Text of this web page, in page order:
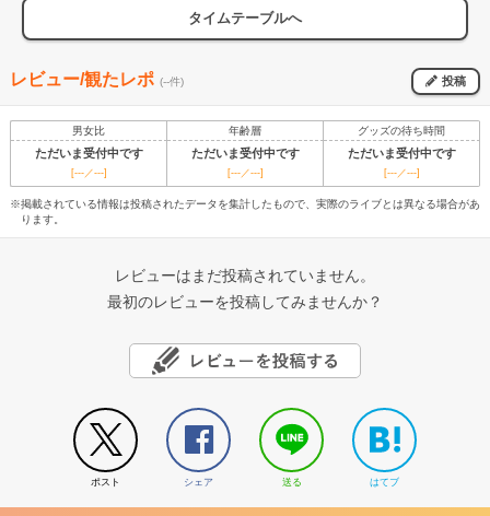
タイムテーブルへ
レビュー/観たレポ (--件) 投稿
男女比 年齢層 グッズの待ち時間
ただいま受付中です ただいま受付中です ただいま受付中です
[---／---] [---／---] [---／---]
※掲載されている情報は投稿されたデータを集計したもので、実際のライブとは異なる場合があ
ります。
レビューはまだ投稿されていません。
最初のレビューを投稿してみませんか？
ポスト シェア 送る はてブ